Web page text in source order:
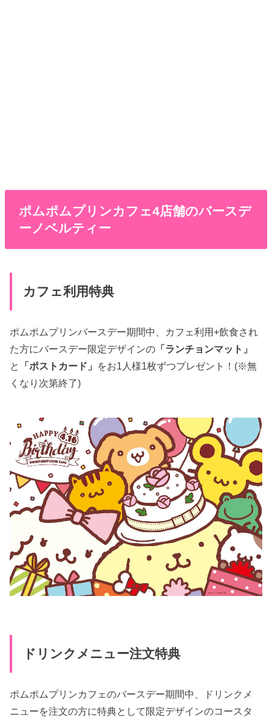
ポムポムプリンカフェ4店舗のバースデ
ーノベルティー
カフェ利用特典
ポムポムプリンバースデー期間中、カフェ利用+飲食され
た方にバースデー限定デザインの 「ランチョンマット」
と
「ポストカード」 をお1人様1枚ずつプレゼント！(※無
くなり次第終了)
ドリンクメニュー注文特典
ポムポムプリンカフェのバースデー期間中、ドリンクメ
ニューを注文の方に特典として限定デザインのコースタ